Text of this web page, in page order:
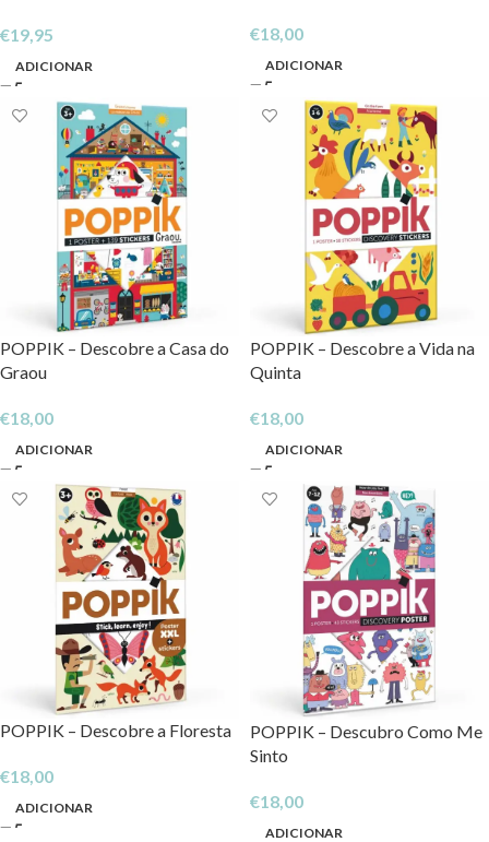
€19,95
ADICIONAR
€18,00
ADICIONAR
POPPIK – Descobre a Casa do
Graou
€18,00
ADICIONAR
POPPIK – Descobre a Vida na
Quinta
€18,00
ADICIONAR
POPPIK – Descobre a Floresta
€18,00
ADICIONAR
POPPIK – Descubro Como Me
Sinto
€18,00
ADICIONAR